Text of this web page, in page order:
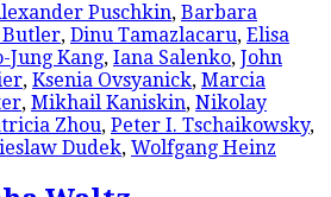
Puschkin, Barbara
Butler, Dinu Tamazlacaru, Elisa
Jung Kang, Iana Salenko, John
, Ksenia Ovsyanick, Marcia
, Mikhail Kaniskin, Nikolay
Zhou, Peter I. Tschaikowsky,
Dudek, Wolfgang Heinz